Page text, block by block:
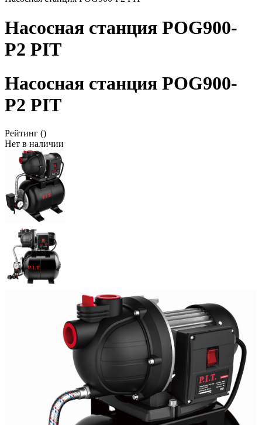
Насосная станция POG900-
P2 PIT
Насосная станция POG900-
P2 PIT
Рейтинг ()
Нет в наличии